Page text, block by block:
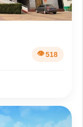
518